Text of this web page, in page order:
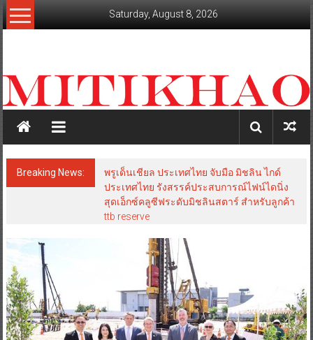
Skip
to
Saturday, August 8, 2026
สะท้อน
ลึก
เหลี่ยม
มุม
เศรษฐกิจ-
การเมือง-
Breaking News:
พรูเด็นเชียล ประเทศไทย จับมือ มิชลิน ไกด์
ประเทศไทย รังสรรค์ประสบการณ์ไฟน์ไดนิ่ง
สุดเอ็กซ์คลูซีฟระดับมิชลินสตาร์ สำหรับลูกค้า
ttb reserve